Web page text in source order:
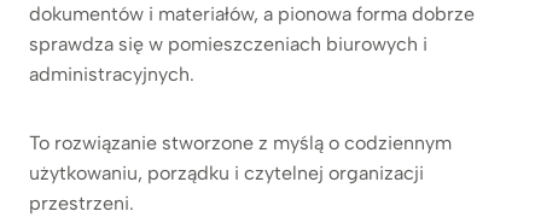
dokumentów i materiałów, a pionowa forma dobrze
sprawdza się w pomieszczeniach biurowych i
administracyjnych.
To rozwiązanie stworzone z myślą o codziennym
użytkowaniu, porządku i czytelnej organizacji
przestrzeni.